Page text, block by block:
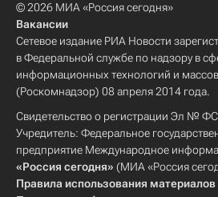
© 2026 МИА «Россия сегодня»
Вакансии
Сетевое издание РИА Новости
в Федеральной службе по надзору в
информационных технологий и
(Роскомнадзор) 08 апреля 2014 года.
Свидетельство о регистрации Эл №
Учредитель: Федеральное
предприятие Международное
«Россия сегодня» (МИА «Россия
Правила использования материалов